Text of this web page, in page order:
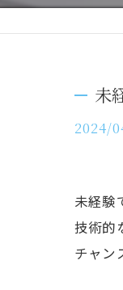
未
2024/
未経験
技術的
チャン